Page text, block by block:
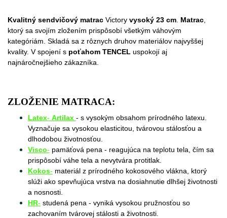
Kvalitný sendvičový matrac Victory vysoký 23 cm Matrac
ktorý sa svojím zložením prispôsobí všetkým váhovým
kategóriám. Skladá sa z rôznych druhov materiálov najvyššej
kvality. V spojení s poťahom TENCEL uspokojí aj
najnáročnejšieho zákazníka.
ZLOŽENIE MATRACA:
Latex- Artilax - s vysokým obsahom prírodného latexu.
Vyznačuje sa vysokou elasticitou, tvárovou stálosťou a
dlhodobou životnosťou.
Visco- pamäťová pena - reagujúca na teplotu tela, čím sa
prispôsobí váhe tela a nevytvára protitlak.
Kokos- materiál z prírodného kokosového vlákna, ktorý
slúži ako spevňujúca vrstva na dosiahnutie dlhšej životnosti
a nosnosti.
HR- studená pena - vyniká vysokou pružnosťou so
zachovaním tvárovej stálosti a životnosti.